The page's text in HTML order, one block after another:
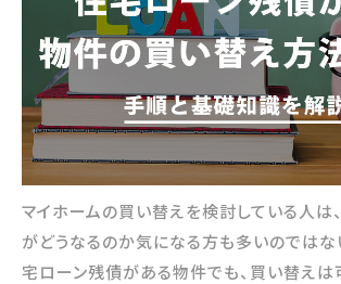
マイホームの買い替えを検討している人は
がどうなるのか気になる方も多いのではな
宅ローン残債がある物件でも、買い替えは